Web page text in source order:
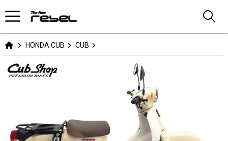
HONDA CUB CUB